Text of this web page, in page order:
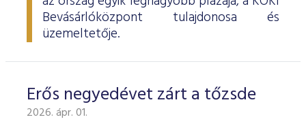
Bevásárlóközpont tulajdonosa és
üzemeltetője.
Erős negyedévet zárt a tőzsde
2026. ápr. 01.